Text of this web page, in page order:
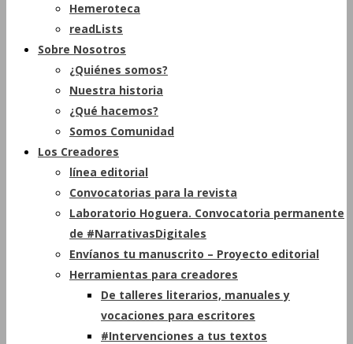
Hemeroteca
readLists
Sobre Nosotros
¿Quiénes somos?
Nuestra historia
¿Qué hacemos?
Somos Comunidad
Los Creadores
línea editorial
Convocatorias para la revista
Laboratorio Hoguera. Convocatoria permanente
de #NarrativasDigitales
Envíanos tu manuscrito – Proyecto editorial
Herramientas para creadores
De talleres literarios, manuales y
vocaciones para escritores
#Intervenciones a tus textos